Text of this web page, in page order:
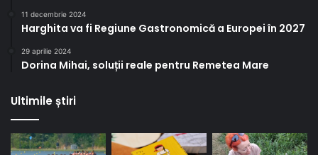
11 decembrie 2024
Harghita va fi Regiune Gastronomică a Europei în 2027
29 aprilie 2024
Dorina Mihai, soluții reale pentru Remetea Mare
Ultimile știri